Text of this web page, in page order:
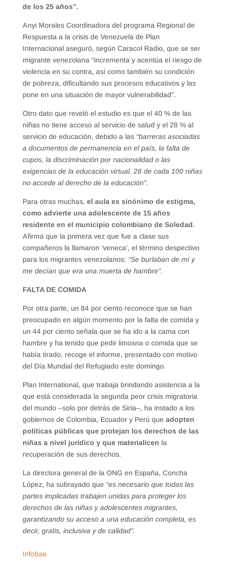
de los 25 años”.
Anyi Morales Coordinadora del programa Regional de
Respuesta a la crisis de Venezuela de Plan
Internacional aseguró, según Caracol Radio, que se ser
migrante venezolana “incrementa y acentúa el riesgo de
violencia en su contra, así como también su condición
de pobreza, dificultando sus procesos educativos y las
pone en una situación de mayor vulnerabilidad”.
Otro dato que reveló el estudio es que el 40 % de las
niñas no tiene acceso al servicio de salud y el 28 % al
servicio de educación, debido a las“barreras asociadas
a documentos de permanencia en el país, la falta de
cupos, la discriminación por nacionalidad o las
exigencias de la educación virtual. 28 de cada 100 niñas
no accede al derecho de la educación”.
Para otras muchas, el aula es sinónimo de estigma,
como advierte una adolescente de 15 años
residente en el municipio colombiano de Soledad.
Afirma que la primera vez que fue a clase sus
compañeros la llamaron ‘veneca’, el término despectivo
para los migrantes venezolanos: “Se burlaban de mí y
me decían que era una muerta de hambre”.
FALTA DE COMIDA
Por otra parte, un 84 por ciento reconoce que se han
preocupado en algún momento por la falta de comida y
un 44 por ciento señala que se ha ido a la cama con
hambre y ha tenido que pedir limosna o comida que se
había tirado, recoge el informe, presentado con motivo
del Día Mundial del Refugiado este domingo.
Plan International, que trabaja brindando asistencia a la
que está considerada la segunda peor crisis migratoria
del mundo –solo por detrás de Siria–, ha instado a los
gobiernos de Colombia, Ecuador y Perú que adopten
políticas públicas que protejan los derechos de las
niñas a nivel jurídico y que materialicen la
recuperación de sus derechos.
La directora general de la ONG en España, Concha
López, ha subrayado que “es necesario que todas las
partes implicadas trabajen unidas para proteger los
derechos de las niñas y adolescentes migrantes,
garantizando su acceso a una educación completa, es
decir, gratis, inclusiva y de calidad”.
Infobae